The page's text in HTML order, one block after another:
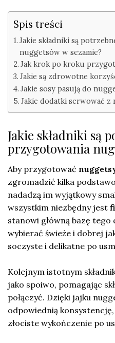
Spis treści
Jakie składniki są
nuggetsów w sezamie?
Jak krok po kroku
Jakie są zdrowotne
Jakie sosy pasują do
Jakie dodatki serwować z
Jakie składniki są
przygotowania
Aby przygotować
zgromadzić kilka
nadadzą im wyjątkowy
wszystkim niezbędny jest
stanowi główną bazę tego
wybierać świeże i dobrej
soczyste i delikatne po
Kolejnym istotnym
jako spoiwo, pomagając
połączyć. Dzięki jajku
odpowiednią
złociste wykończenie po